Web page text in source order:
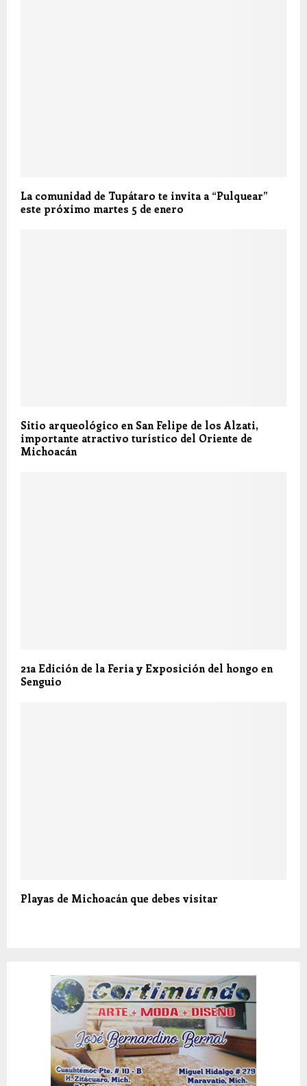
La comunidad de Tupátaro te invita a “Pulquear”
este próximo martes 5 de enero
Sitio arqueológico en San Felipe de los Alzati,
importante atractivo turístico del Oriente de
Michoacán
21a Edición de la Feria y Exposición del hongo en
Senguio
Playas de Michoacán que debes visitar